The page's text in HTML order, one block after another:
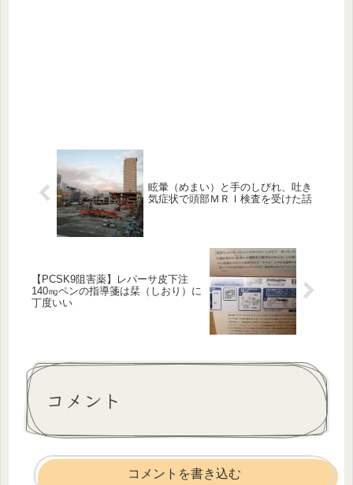
眩暈（めまい）と手のしびれ、吐き
気症状で頭部ＭＲＩ検査を受けた話
【PCSK9阻害薬】レパーサ皮下注
140㎎ペンの指導箋は栞（しおり）に
丁度いい
コメント
コメントを書き込む